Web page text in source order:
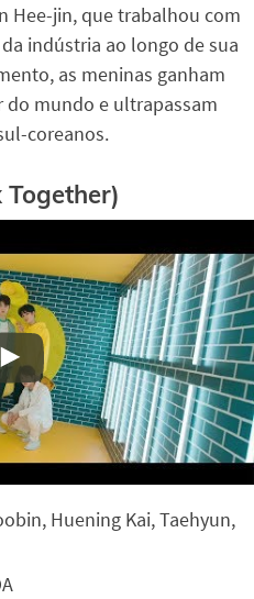
Hee-jin, que trabalhou com
indústria ao longo de sua
as meninas ganham
mundo e ultrapassam
coreanos.
Huening Kai, Taehyun,